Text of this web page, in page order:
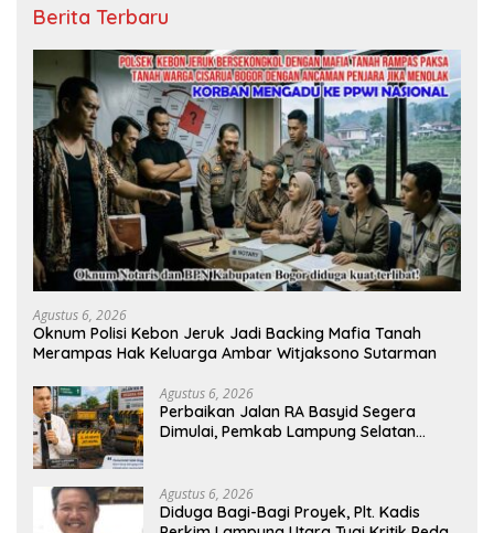
Berita Terbaru
Agustus 6, 2026
Oknum Polisi Kebon Jeruk Jadi Backing Mafia Tanah
Merampas Hak Keluarga Ambar Witjaksono Sutarman
Agustus 6, 2026
Perbaikan Jalan RA Basyid Segera
Dimulai, Pemkab Lampung Selatan
Agustus 6, 2026
Diduga Bagi-Bagi Proyek, Plt. Kadis